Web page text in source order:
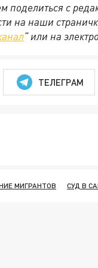
поделиться с
на наши
" или на
ТЕЛЕГРАМ
МИГРАНТОВ СУД В